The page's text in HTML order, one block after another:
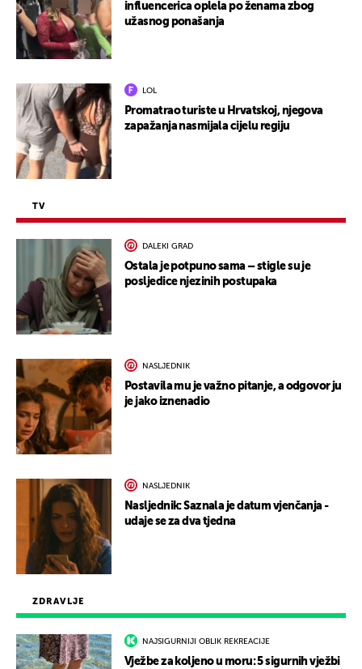
ZDRAVLJE
NAJSIGURNIJI OBLIK REKREACIJE
Vježbe za koljeno u moru: 5 sigurnih vježbi
influencerica oplela po ženama zbog
užasnog ponašanja
LOL
Promatrao turiste u Hrvatskoj, njegova
zapažanja nasmijala cijelu regiju
TV
DALEKI GRAD
Ostala je potpuno sama – stigle su je
posljedice njezinih postupaka
NASLJEDNIK
Postavila mu je važno pitanje, a odgovor ju
je jako iznenadio
NASLJEDNIK
Nasljednik: Saznala je datum vjenčanja -
udaje se za dva tjedna